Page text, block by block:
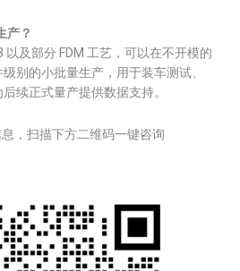
产？
以及部分 FDM 工艺，可以在不开模的
别的小批量生产，用于装车测试、
续正式量产提供数据支持。
，扫描下方二维码一键咨询